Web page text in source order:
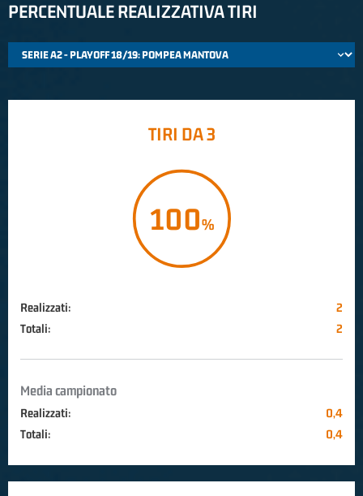
PERCENTUALE REALIZZATIVA TIRI
TIRI DA 3
100
Realizzati:
2
Totali:
2
Media campionato
Realizzati:
0,4
Totali:
0,4